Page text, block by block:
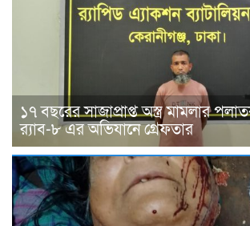
১৭ বছরের সাজাপ্রাপ্ত অস্ত্র মামলার
র‍্যাব-৮ এর অভিযানে গ্রেফতার